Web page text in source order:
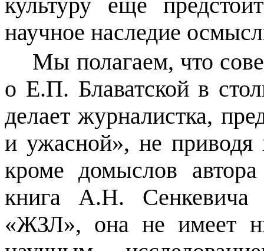
культуру еще
научное наследие
Мы полагаем, что
о Е.П. Блаватской в
делает журналистка,
и ужасной», не приводя
кроме домыслов
книга А.Н.
«ЖЗЛ», она не имеет